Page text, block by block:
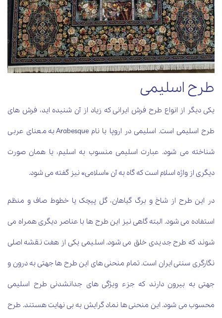
طرح اسلیمی
یکی دیگر از انواع طرح فرش ایرانی که زیاد از آن شنیده اید، فرش های
طرح اسلیمی است. اسلیمی در اروپا با نام Arabesque به معنای عربی
شناخته می شود. عبارت اسلیمی منسوب به اسلیم، یا همان صورت
دیگری از واژه اسلام است که گاه به آن «اسلامی» نیز گفته می شود.
در این طرح از شاخ و برگ گیاهان، گل پیچک یا خطوط صاف و منظم
استفاده می شود. البته گاهی نیز این طرح ها با عناصر دیگری همراه می
شوند که طرح جدیدی خلق می شود. اسلیمی یکی از هفت نقشه اصلی
نگارگری سنتی ایران است. تمام منحنی های این طرح ها جهتی به درون و
جهتی به بیرون دارند که جزء ویژگی های جدانشدنی طرح اسلیمی
محسوب می شود. این منحنی ها نماد گرایش به بی نهایت هستند. طرح